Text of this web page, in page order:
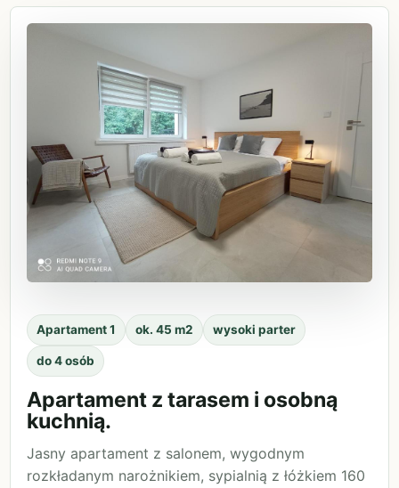
Apartament 1 ok. 45 m2 wysoki parter
do 4 osób
Apartament z tarasem i osobną
kuchnią.
Jasny apartament z salonem, wygodnym
rozkładanym narożnikiem, sypialnią z łóżkiem 160